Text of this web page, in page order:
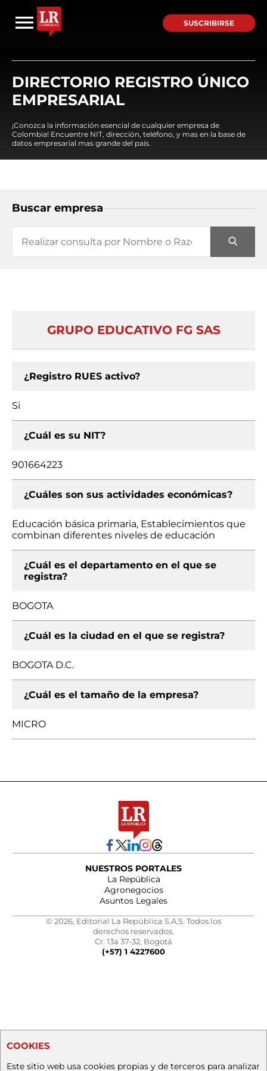
SUSCRIBIRSE
DIRECTORIO REGISTRO ÚNICO
EMPRESARIAL
¡Conozca la información esencial de cualquier empresa de
Colombia! Encuentre NIT, dirección, teléfono, y mas en la base de
datos empresarial mas grande del país.
Buscar empresa
GRUPO EDUCATIVO FG SAS
¿Registro RUES activo?
Si
¿Cuál es su NIT?
901664223
¿Cuáles son sus actividades económicas?
Educación básica primaria, Establecimientos que
combinan diferentes niveles de educación
¿Cuál es el departamento en el que se
registra?
BOGOTA
¿Cuál es la ciudad en el que se registra?
BOGOTA D.C.
¿Cuál es el tamaño de la empresa?
MICRO
NUESTROS PORTALES
La República
Agronegocios
Asuntos Legales
© 2026, Editorial La República S.A.S. Todos los
derechos reservados.
Cr. 13a 37-32, Bogotá
(+57) 1 4227600
COOKIES
Este sitio web usa cookies propias y de terceros para analizar